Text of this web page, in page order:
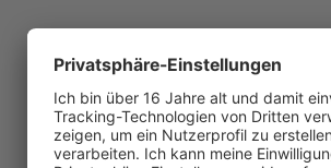
Text and
Pollesch's work and
we are not sending